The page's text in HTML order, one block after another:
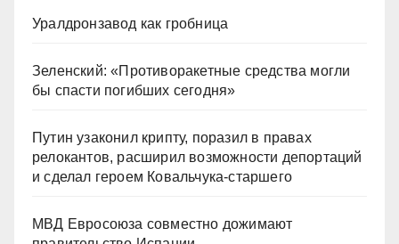
Уралдронзавод как гробница
Зеленский: «Противоракетные средства могли
бы спасти погибших сегодня»
Путин узаконил крипту, поразил в правах
релокантов, расширил возможности депортаций
и сделал героем Ковальчука-старшего
МВД Евросоюза совместно дожимают